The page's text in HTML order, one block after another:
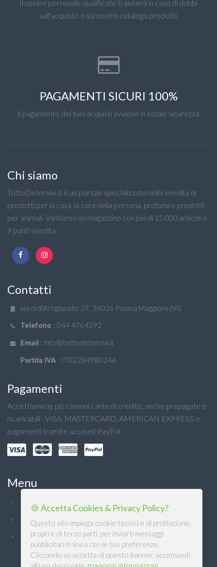
Il nostro personale qualificato ti aiuterà in caso di dubbi
sull'acquisto o sul nostro catalogo prodotti.
PAGAMENTI SICURI 100%
Il pagamento dei tuoi acquisti avviene in totale sicurezza.
Chi siamo
TuttoDetersivi.it è un portale specializzato nella vendita di
prodotti per la casa, la cura della persona, profumi e prodotti
per animali. Vantiamo un magazzino con più di 15.000 articoli e
9 punti vendita.
Contatti
via dell'Artigianato 27, 36026 Poiana Maggiore (VI)
Telefono : 044 4764292
Email : info@tuttodetersivi.it
Partita IVA : IT02284980246
Pagamenti
Accettiamo le più comuni carte di credito, anche prepagate e
ricaricabili : VISA, MASTERCARD, AMERICAN EXPRESS e
pagamenti tramite account PayPal.
Menu
Condizioni generali
Privacy
🍪 Accetta Cookies & Privacy Policy?
Questo sito impiega cookie tecnici e di profilazione,
propri e di terze parti, per inviarti messaggi
pubblicitari in linea con le tue preferenze.
Cliccando su accetta di questo banner, acconsenti